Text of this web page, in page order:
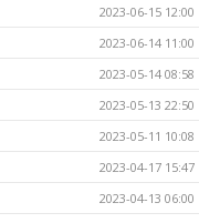
2023-06-15 12:00
2023-06-14 11:00
2023-05-14 08:58
2023-05-13 22:50
2023-05-11 10:08
2023-04-17 15:47
2023-04-13 06:00